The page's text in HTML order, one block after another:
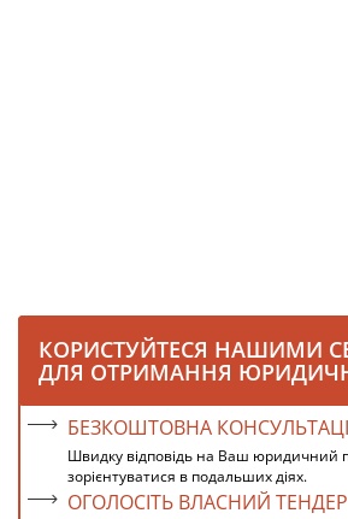
КОРИСТУЙТЕСЯ НАШИМИ
ДЛЯ ОТРИМАННЯ
БЕЗКОШТОВНА
Швидку відповідь на Ваш юридичний
зорієнтуватися в подальших діях.
ОГОЛОСІТЬ ВЛАСНИЙ ТЕНДЕР